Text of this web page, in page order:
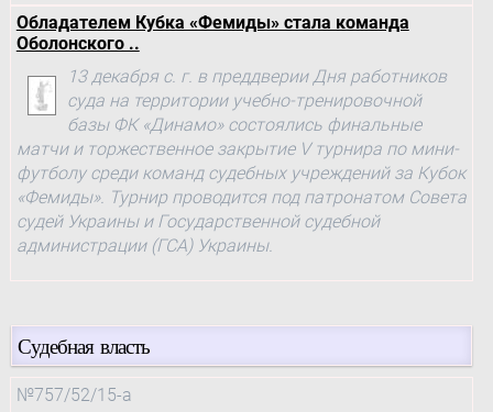
Обладателем Кубка «Фемиды» стала команда
Оболонского ..
13 декабря с. г. в преддверии Дня работников
суда на территории учебно-тренировочной
базы ФК «Динамо» состоялись финальные
матчи и торжественное закрытие V турнира по мини-
футболу среди команд судебных учреждений за Кубок
«Фемиды». Турнир проводится под патронатом Совета
судей Украины и Государственной судебной
администрации (ГСА) Украины.
Судебная власть
№757/52/15-а